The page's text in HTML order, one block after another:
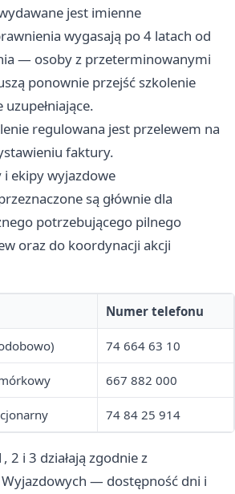
jest imienne
wygasają po 4 latach od
— osoby z przeterminowanymi
ponownie przejść szkolenie
regulowana jest przelewem na
faktury.
ekipy wyjazdowe
są głównie dla
potrzebującego pilnego
oraz do koordynacji akcji
Numer telefonu
74 664 63 10
667 882 000
74 84 25 914
2 i 3 działają zgodnie z
— dostępność dni i